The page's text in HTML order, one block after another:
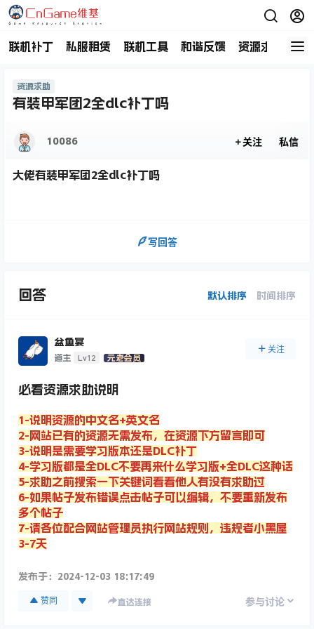
联机补丁 私服租赁 联机工具 和谐反馈 资源求助 商
资源求助
有装甲军团2全dlc补丁吗
10086 关注 私信
大佬有装甲军团2全dlc补丁吗
写回答
回答 默认排序 时间排序
盆鱼宴
道主 Lv12 元老会员
关注
必看资源求助说明
1-说明资源的中文名+英文名
2-网站已有的资源无需发布，在资源下方留言即可
3-说明是需要学习版本还是DLC补丁
4-学习版都是全DLC不要再来什么学习版+全DLC这种话
5-求助之前搜索一下关键词看看他人有没有求助过
6-如果帖子发布错误点击帖子可以编辑，不要重新发布
多个帖子
7-请各位配合网站管理员执行网站规则，违规者小黑屋
3-7天
发布于： 2024-12-03 18:17:49
赞同 直达连接 参与讨论